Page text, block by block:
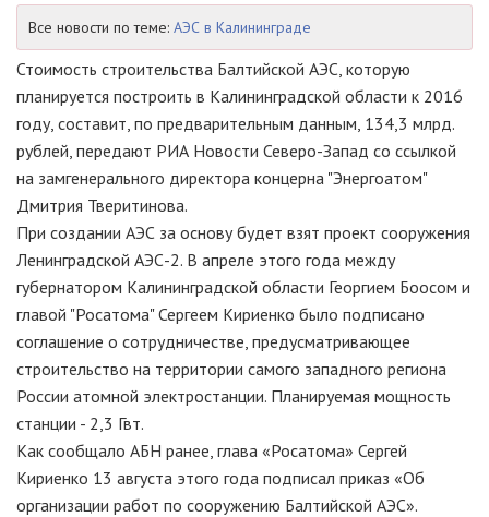
Все новости по теме: АЭС в Калининграде
Стоимость строительства Балтийской АЭС, которую
планируется построить в Калининградской области к 2016
году, составит, по предварительным данным, 134,3 млрд.
рублей, передают РИА Новости Северо-Запад со ссылкой
на замгенерального директора концерна "Энергоатом"
Дмитрия Тверитинова.
При создании АЭС за основу будет взят проект сооружения
Ленинградской АЭС-2. В апреле этого года между
губернатором Калининградской области Георгием Боосом и
главой "Росатома" Сергеем Кириенко было подписано
соглашение о сотрудничестве, предусматривающее
строительство на территории самого западного региона
России атомной электростанции. Планируемая мощность
станции - 2,3 Гвт.
Как сообщало АБН ранее, глава «Росатома» Сергей
Кириенко 13 августа этого года подписал приказ «Об
организации работ по сооружению Балтийской АЭС».